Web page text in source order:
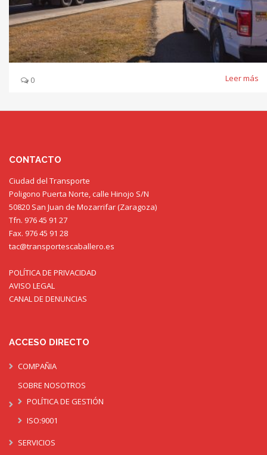
0 Leer más
CONTACTO
Ciudad del Transporte
Poligono Puerta Norte, calle Hinojo S/N
50820 San Juan de Mozarrifar (Zaragoza)
Tfn. 976 45 91 27
Fax. 976 45 91 28
tac@transportescaballero.es
POLÍTICA DE PRIVACIDAD
AVISO LEGAL
CANAL DE DENUNCIAS
ACCESO DIRECTO
COMPAÑIA
SOBRE NOSOTROS
POLÍTICA DE GESTIÓN
ISO:9001
SERVICIOS